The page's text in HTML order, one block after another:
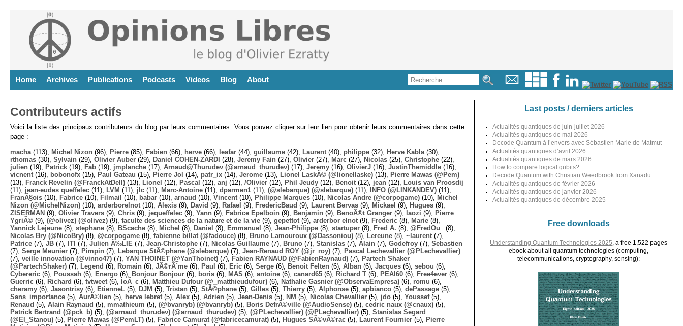
Home Archives Publications Podcasts Videos Blog About
Contributeurs actifs
Voici la liste des principaux contributeurs du blog par leurs commentaires. Vous pouvez cliquer sur leur lien pour obtenir leurs commentaires dans cette
page :
macha (113), Michel Nizon (96), Pierre (85), Fabien (66), herve (66), leafar (44), guillaume (42), Laurent (40), philippe (32), Herve Kabla (30),
rthomas (30), Sylvain (29), Olivier Auber (29), Daniel COHEN-ZARDI (28), Jeremy Fain (27), Olivier (27), Marc (27), Nicolas (25), Christophe (22),
julien (19), Patrick (19), Fab (19), jmplanche (17), Arnaud@Thurudev (@arnaud_thurudev) (17), Jeremy (16), OlivierJ (16), JustinThemiddle (16),
vicnent (16), bobonofx (15), Paul Gateau (15), Pierre Jol (14), patr_ix (14), Jerome (13), Lionel LaskÃ© (@lionellaske) (13),
Pierre Mawas (@Pem)
(13),
Franck Revelin (@FranckAtDell) (13), Lionel (12), Pascal (12), anj (12), /Olivier (12), Phil Jeudy (12), Benoit (12), jean (12),
Louis van Proosdij
(11), jean-eudes queffelec (11), LVM (11), jlc (11), Marc-Antoine (11), dparmen1 (11), (@slebarque) (@slebarque) (11), INFO (@LINKANDEV) (11),
FranÃ§ois (10), Fabrice (10), Filmail (10), babar (10), arnaud (10), Vincent (10), Philippe Marques (10), Nicolas Andre (@corpogame) (10),
Michel
Nizon (@MichelNizon) (10), arderborelnot (10), Alexis (9), David (9), Rafael (9), FredericBaud (9), Laurent Bervas (9), Mickael (9), Hugues (9),
ZISERMAN (9), Olivier Travers (9), Chris (9), jequeffelec (9), Yann (9), Fabrice Epelboin (9), Benjamin (9), BenoÃ®t Granger (9), laozi (9),
Pierre
YgriÃ© (9), (@olivez) (@olivez) (9), faculte des sciences de la nature et de la vie (9), gepettot (9), arderbor elnot (9), Frederic (8), Marie (8),
Yannick Lejeune (8), stephane (8), BScache (8), Michel (8), Daniel (8), Emmanuel (8), Jean-Philippe (8), startuper (8), Fred A. (8), @FredOu_
(8),
Nicolas Bry (@NicoBry) (8), @corpogame (8), fabienne billat (@fadouce) (8), Bruno Lamouroux (@Dassoniou) (8), Lereune (8), ~laurent (7),
Patrice (7), JB (7), ITI (7), Julien Ã‰LIE (7), Jean-Christophe (7), Nicolas Guillaume (7), Bruno (7), Stanislas (7), Alain (7), Godefroy (7), Sebastien
(7), Serge Meunier (7), Pimpin (7), Lebarque StÃ©phane (@slebarque) (7), Jean-Renaud ROY (@jr_roy) (7),
Pascal Lechevallier (@PLechevallier)
(7), veille innovation (@vinno47) (7), YAN THOINET (@YanThoinet) (7), Fabien RAYNAUD (@FabienRaynaud) (7),
Partech Shaker
(@PartechShaker) (7), Legend (6), Romain (6), JÃ©rÃ´me (6), Paul (6), Eric (6), Serge (6), Benoit Felten (6), Alban (6), Jacques (6), sebou (6),
Cybereric (6), Poussah (6), Energo (6), Bonjour Bonjour (6), boris (6), MAS (6), antoine (6), canard65 (6), Richard T (6), PEAI60 (6), Free4ever (6),
Guerric (6), Richard (6), tvtweet (6), loÃ¯c (6), Matthieu Dufour (@_matthieudufour) (6), Nathalie Gasnier (@ObservaEmpresa) (6), romu (6),
cheramy (6), Jasontrisy (6), EtienneL (5), DJM (5), Tristan (5), StÃ©phane (5), Gilles (5), Thierry (5), Alphonse (5), apbianco (5), dePassage (5),
Sans_importance (5), AurÃ©lien (5), herve lebret (5), Alex (5), Adrien (5), Jean-Denis (5), NM (5), Nicolas Chevallier (5), jdo (5), Youssef(5),
Renaud (5), Alain Raynaud (5), mmathieum (5), (@bvanryb) (@bvanryb) (5), Boris DefrÃ©ville (@AudioSense) (5), cedric naux (@cnaux) (5),
Patrick Bertrand (@pck_b) (5), (@arnaud_thurudev) (@arnaud_thurudev) (5), (@PLechevallier) (@PLechevallier) (5), Stanislas Segard
(@El_Stanou) (5), Pierre Mawas (@PemLT) (5), Fabrice Camurat (@fabricecamurat) (5), Hugues SÃ©vÃ©rac (5), Laurent Fournier (5),
Pierre
Last posts / derniers articles
Actualités quantiques de juin-juillet 2026
Actualités quantiques de mai 2026
Decode Quantum à l’envers avec Sébastien Marie de Matmut
Actualités quantiques d’avril 2026
Actualités quantiques de mars 2026
How to compare logical qubits?
Decode Quantum with Christian Weedbrook from Xanadu
Actualités quantiques de février 2026
Actualités quantiques de janvier 2026
Actualités quantiques de décembre 2025
Free downloads
Understanding Quantum Technologies 2025 , a free 1,522 pages
ebook about all quantum technologies (computing,
telecommunications, cryptography, sensing):